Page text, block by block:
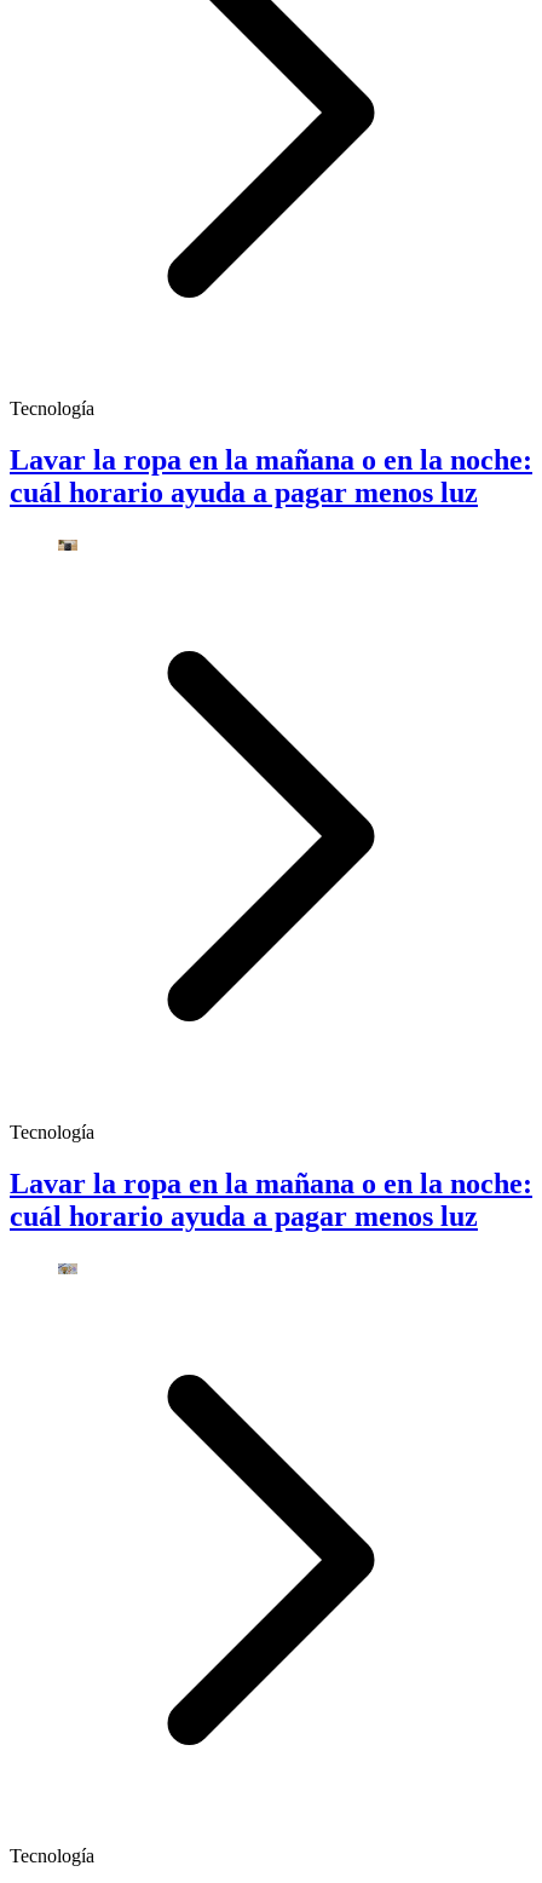
Tecnología
Lavar la ropa en la mañana o en la noche:
cuál horario ayuda a pagar menos luz
Tecnología
Lavar la ropa en la mañana o en la noche:
cuál horario ayuda a pagar menos luz
Tecnología